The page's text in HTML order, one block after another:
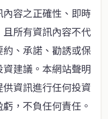
容之正確性、即時
所有資訊內容不代
、承諾、勸誘或保
建議。本網站聲明
資訊進行任何投資
，不負任何責任。